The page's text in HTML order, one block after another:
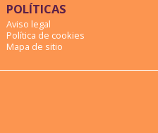
POLÍTICAS
Aviso legal
Política de cookies
Mapa de sitio